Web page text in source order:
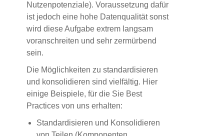
Nutzenpotenziale). Voraussetzung dafür
ist jedoch eine hohe Datenqualität sonst
wird diese Aufgabe extrem langsam
voranschreiten und sehr zermürbend
sein.
Die Möglichkeiten zu standardisieren
und konsolidieren sind vielfältig. Hier
einige Beispiele, für die Sie Best
Practices von uns erhalten:
Standardisieren und Konsolidieren